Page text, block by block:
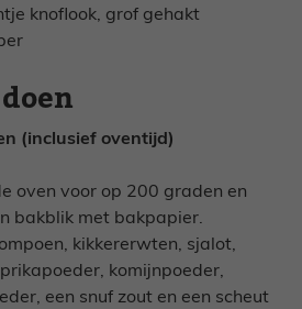
knoflook, grof gehakt
(inclusief oventijd)
oven voor op 200 graden en
bakblik met bakpapier.
kikkererwten, sjalot,
komijnpoeder,
een snuf zout en een scheut